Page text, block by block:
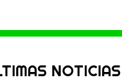
NOTICIAS